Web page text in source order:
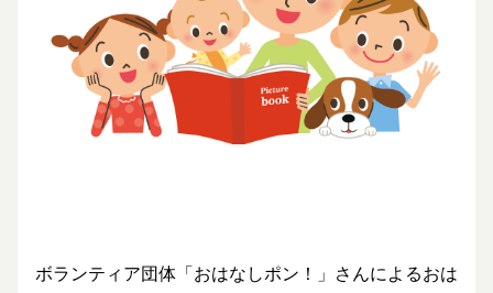
ボランティア団体「おはなしポン！」さんによるおは